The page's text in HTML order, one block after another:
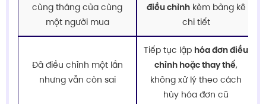
cùng tháng của cùng
một người mua
điều chỉnhkèm bảng kê
chi tiết
Đã điều chỉnh một lần
nhưng vẫn còn sai
Tiếp tục lập hóa đơn điều
chỉnh hoặc thay thế,
không xử lý theo cách
hủy hóa đơn cũ